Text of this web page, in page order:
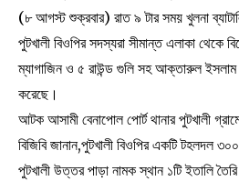
(৮ আগস্ট শুক্রবার) রাত ৯ টার সময় খুলনা
পুটখালী বিওপির সদস্যরা সীমান্ত এলাকা থেকে
ম্যাগাজিন ও ৫ রাউন্ড গুলি সহ আক্তারুল
করেছে।
আটক আসামী বেনাপোল পোর্ট থানার পুটখালী
বিজিবি জানান,পুটখালী বিওপির একটি টহলদল
পুটখালী উত্তর পাড়া নামক স্থান ১টি ইতালি